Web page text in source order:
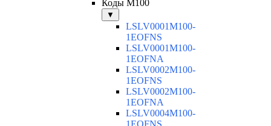
Коды M100
▼
LSLV0001M100-
1EOFNS
LSLV0001M100-
1EOFNA
LSLV0002M100-
1EOFNS
LSLV0002M100-
1EOFNA
LSLV0004M100-